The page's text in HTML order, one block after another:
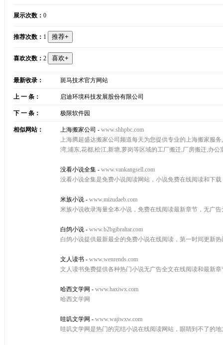
展示次数： 0
推荐次数： 1
喜欢次数： 2
最新收录： 斑马技术官方网站
上 一 条： 启迪环境科技发展股份有限公司
下 一 条： 极限软件园
相似网站： 上海搬家公司 - www.shhpbc.com
上海腾超盛达搬家公司频道每天为您提供专业的上海搬家服
湾,浦东,花都,松江,新塘,萝岗等区域的工厂搬迁,厂房搬迁,办
没看小说全集 - www.vankangsell.com
没看小说全集是免费小说阅读网站，小说免费在线阅读和下
米族小说 - www.mizudaeb.com
米族小说收录海量全本小说，免费在线阅读最新章节，无广
白鸽小说 - www.b2bgibraltar.com
白鸽小说提供最新最全的免费小说在线阅读，第一时间更新
文人读书 - www.wenrends.com
文人读书免费提供各种热门小说无广告全文在线阅读和最新
哈西文学网 - www.haxiwx.com
哈西文学网
哇叽文学网 - www.wajiwxw.com
哇叽文学网是热门的完结小说在线阅读网站，眼睛到不了的